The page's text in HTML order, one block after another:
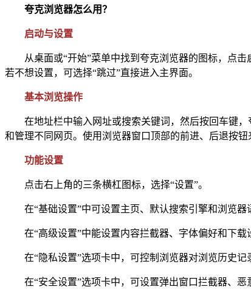
夸克浏览器怎么用？
启动与设置
从桌面或“开始”菜单中找到夸克浏览器的图标，点击
若不想设置，可选择“跳过”直接进入主界面。
基本浏览操作
在地址栏中输入网址或搜索关键词，然后按回车键，
和管理不同网页。使用浏览器窗口顶部的前进、后退按
功能设置
点击右上角的三条横杠图标，选择“设置”。
在“基础设置”中可设置主页、默认搜索引擎和浏览器
在“高级设置”中能设置内容拦截器、字体偏好和下载
在“隐私设置”选项卡中，可控制浏览器对浏览历史记
在“安全设置”选项卡中，可设置弹出窗口拦截器、恶